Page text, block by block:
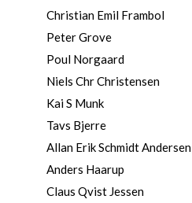
Christian Emil Frambol
Peter Grove
Poul Norgaard
Niels Chr Christensen
Kai S Munk
Tavs Bjerre
Allan Erik Schmidt Andersen
Anders Haarup
Claus Qvist Jessen